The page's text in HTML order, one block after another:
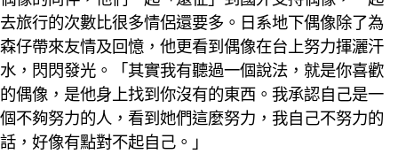
去旅行的次數比很多情侶還要多。日系地下偶像除了為
森仔帶來友情及回憶，他更看到偶像在台上努力揮灑汗
水，閃閃發光。「其實我有聽過一個說法，就是你喜歡
的偶像，是他身上找到你沒有的東西。我承認自己是一
個不夠努力的人，看到她們這麼努力，我自己不努力的
話，好像有點對不起自己。」